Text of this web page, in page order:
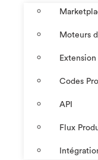
Moteurs
Codes
API
Flux